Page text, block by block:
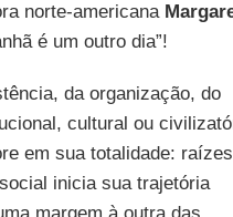
norte-americana
é um outro dia”!
da organização, do
cultural ou
em sua totalidade:
inicia sua trajetória